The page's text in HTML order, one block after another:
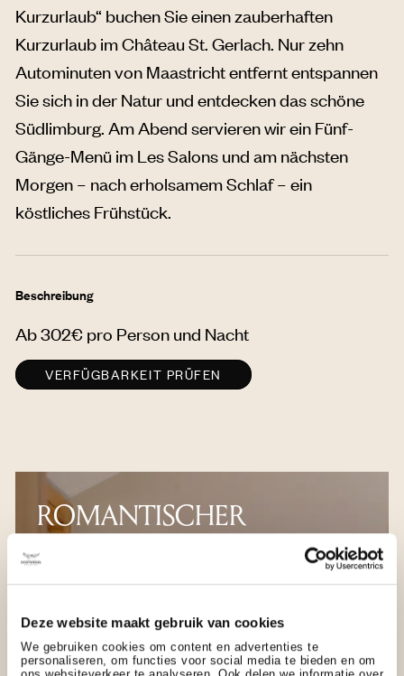
Deze website maakt gebruik van cookies
We gebruiken cookies om content en advertenties te
personaliseren, om functies voor social media te bieden en om
Kurzurlaub“ buchen Sie einen zauberhaften
Kurzurlaub im Château St. Gerlach. Nur zehn
Autominuten von Maastricht entfernt entspannen
Sie sich in der Natur und entdecken das schöne
Südlimburg. Am Abend servieren wir ein Fünf-
Gänge-Menü im Les Salons und am nächsten
Morgen – nach erholsamem Schlaf – ein
köstliches Frühstück.
Beschreibung
Ab 302€ pro Person und Nacht
VERFÜGBARKEIT PRÜFEN
ROMANTISCHER
KURZURLAUB